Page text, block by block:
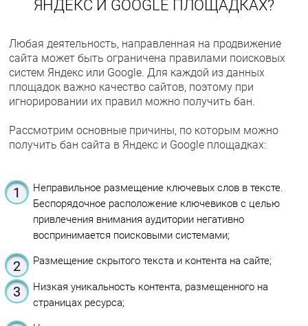
ЯНДЕКС И GOOGLE ПЛОЩАДКАХ?
Любая деятельность, направленная на продвижение
сайта может быть ограничена правилами поисковых
систем Яндекс или Google. Для каждой из данных
площадок важно качество сайтов, поэтому при
игнорировании их правил можно получить бан.
Рассмотрим основные причины, по которым можно
получить бан сайта в Яндекс и Google площадках:
Неправильное размещение ключевых слов в тексте.
Беспорядочное расположение ключевиков с целью
привлечения внимания аудитории негативно
воспринимается поисковыми системами;
Размещение скрытого текста и контента на сайте;
Низкая уникальность контента, размещенного на
страницах ресурса;